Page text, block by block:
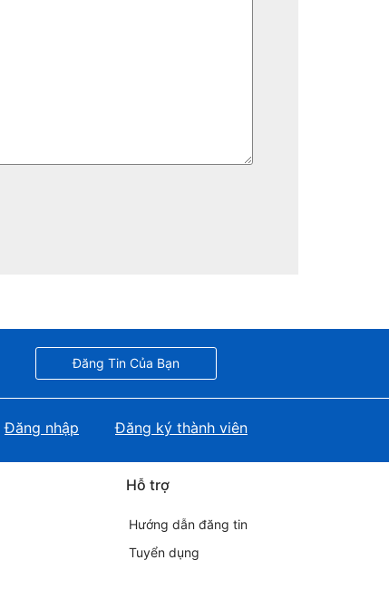
Đăng Tin Của Bạn
Đăng nhập Đăng ký thành viên
Hỗ trợ
Hướng dẫn đăng tin
Tuyển dụng